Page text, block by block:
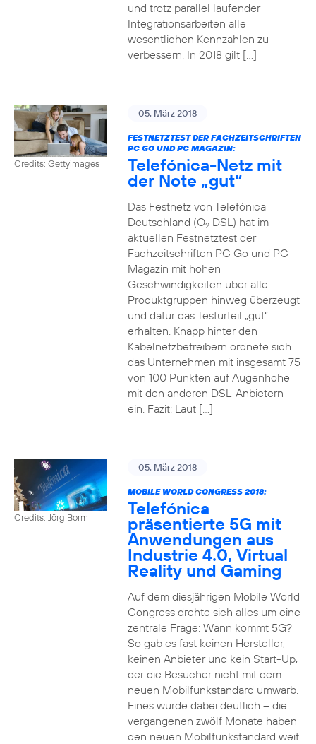
und trotz parallel laufender
Integrationsarbeiten alle
wesentlichen Kennzahlen zu
verbessern. In 2018 gilt […]
Credits: Gettyimages
05. März 2018
FESTNETZTEST DER FACHZEITSCHRIFTEN
PC GO UND PC MAGAZIN:
Telefónica-Netz mit
der Note „gut“
Das Festnetz von Telefónica
Deutschland (O2DSL) hat im
aktuellen Festnetztest der
Fachzeitschriften PC Go und PC
Magazin mit hohen
Geschwindigkeiten über alle
Produktgruppen hinweg überzeugt
und dafür das Testurteil „gut“
erhalten. Knapp hinter den
Kabelnetzbetreibern ordnete sich
das Unternehmen mit insgesamt 75
von 100 Punkten auf Augenhöhe
mit den anderen DSL-Anbietern
ein. Fazit: Laut […]
Credits: Jörg Borm
05. März 2018
MOBILE WORLD CONGRESS 2018:
Telefónica
präsentierte 5G mit
Anwendungen aus
Industrie 4.0, Virtual
Reality und Gaming
Auf dem diesjährigen Mobile World
Congress drehte sich alles um eine
zentrale Frage: Wann kommt 5G?
So gab es fast keinen Hersteller,
keinen Anbieter und kein Start-Up,
der die Besucher nicht mit dem
neuen Mobilfunkstandard umwarb.
Eines wurde dabei deutlich – die
vergangenen zwölf Monate haben
den neuen Mobilfunkstandard weit